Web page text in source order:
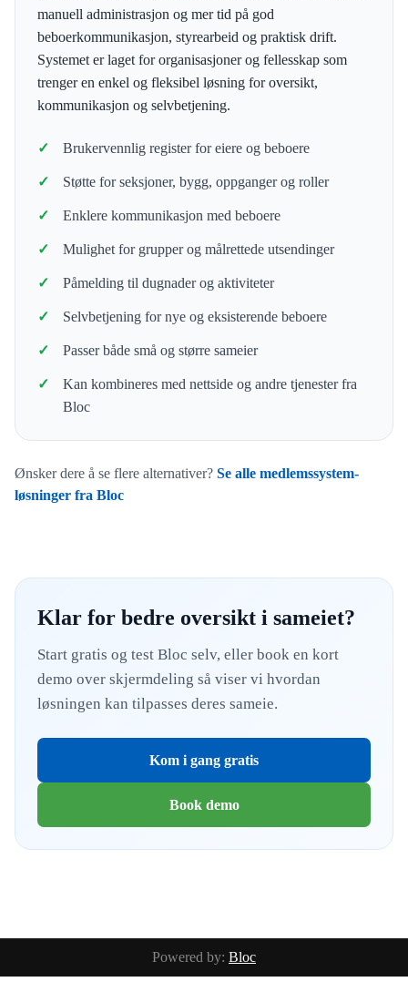
manuell administrasjon og mer tid på god
beboerkommunikasjon, styrearbeid og praktisk drift.
Systemet er laget for organisasjoner og fellesskap som
trenger en enkel og fleksibel løsning for oversikt,
kommunikasjon og selvbetjening.
Brukervennlig register for eiere og beboere
Støtte for seksjoner, bygg, oppganger og roller
Enklere kommunikasjon med beboere
Mulighet for grupper og målrettede utsendinger
Påmelding til dugnader og aktiviteter
Selvbetjening for nye og eksisterende beboere
Passer både små og større sameier
Kan kombineres med nettside og andre tjenester fra
Bloc
Ønsker dere å se flere alternativer? Se alle medlemssystem-
løsninger fra Bloc
Klar for bedre oversikt i sameiet?
Start gratis og test Bloc selv, eller book en kort
demo over skjermdeling så viser vi hvordan
løsningen kan tilpasses deres sameie.
Kom i gang gratis
Book demo
Powered by: Bloc